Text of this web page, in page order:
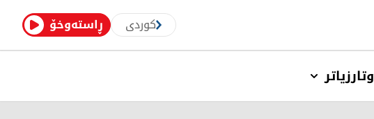
ڕاستەوخۆ کوردی
وتارزیاتر